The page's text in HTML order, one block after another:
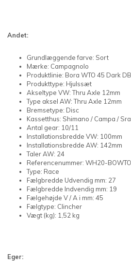
Andet:
Grundlæggende farve: Sort
Mærke: Campagnolo
Produktlinie: Bora WTO 45 Dark DB
Produkttype: Hjulssæt
Akseltype VW: Thru Axle 12mm
Type aksel AW: Thru Axle 12mm
Bremsetype: Disc
Kassetthus: Shimano / Campa /
Antal gear: 10/11
Installationsbredde VW: 100mm
Installationsbredde AW: 142mm
Taler AW: 24
Referencenummer: WH20-
Type: Race
Fælgbredde Udvendig mm: 27
Fælgbredde Indvendig mm: 19
Fælgehøjde V / A i mm: 45
Fælgtype: Clincher
Vægt (kg): 1,52 kg
Eger: